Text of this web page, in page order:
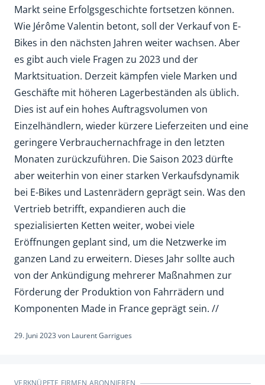
Markt seine Erfolgsgeschichte fortsetzen können.
Wie Jérôme Valentin betont, soll der Verkauf von E-
Bikes in den nächsten Jahren weiter wachsen. Aber
es gibt auch viele Fragen zu 2023 und der
Marktsituation. Derzeit kämpfen viele Marken und
Geschäfte mit höheren Lagerbeständen als üblich.
Dies ist auf ein hohes Auftragsvolumen von
Einzelhändlern, wieder kürzere Lieferzeiten und eine
geringere Verbrauchernachfrage in den letzten
Monaten zurückzuführen. Die Saison 2023 dürfte
aber weiterhin von einer starken Verkaufsdynamik
bei E-Bikes und Lastenrädern geprägt sein. Was den
Vertrieb betrifft, expandieren auch die
spezialisierten Ketten weiter, wobei viele
Eröffnungen geplant sind, um die Netzwerke im
ganzen Land zu erweitern. Dieses Jahr sollte auch
von der Ankündigung mehrerer Maßnahmen zur
Förderung der Produktion von Fahrrädern und
Komponenten Made in France geprägt sein. //
29. Juni 2023 von Laurent Garrigues
VERKNÜPFTE FIRMEN ABONNIEREN